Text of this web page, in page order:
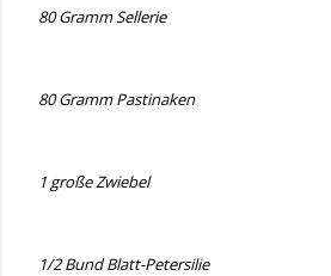
80 Gramm Sellerie
80 Gramm Pastinaken
1 große Zwiebel
1/2 Bund Blatt-Petersilie